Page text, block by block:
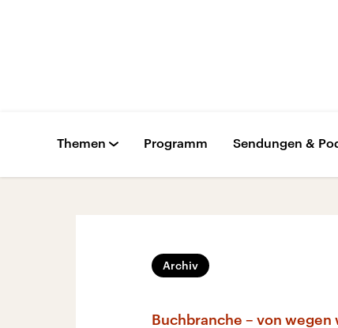
Themen Programm Sendungen &
Archiv
Buchbranche – von wegen